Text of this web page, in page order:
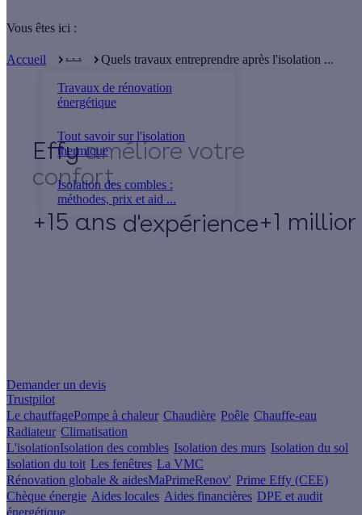
Vous êtes ici :
Accueil . . .
Travaux de rénovation
énergétique
Tout savoir sur l'isolation
thermique
Isolation des combles :
méthodes, prix et aid ...
Quels travaux entreprendre après l'isolation ...
Effy
+15 ans d'expérience+1
Demander un devis
Trustpilot
Le chauffagePompe à chaleur Chaudière Poêle Chauffe-eau
Radiateur Climatisation
L'isolationIsolation des combles Isolation des murs Isolation du sol
Isolation du toit Les fenêtres La VMC
Rénovation globale & aidesMaPrimeRenov' Prime Effy (CEE)
Chèque énergie Aides locales Aides financières DPE et audit